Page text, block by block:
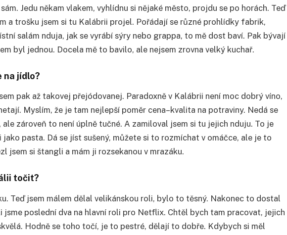
Jedu někam vlakem, vyhlídnu si nějaké město, projdu se po horách. Teď
a trošku jsem si tu Kalábrii projel. Pořádají se různé prohlídky fabrik,
salám nduja, jak se vyrábí sýry nebo grappa, to mě dost baví. Pak bývají
byl jednou. Docela mě to bavilo, ale nejsem zrovna velký kuchař.
na jídlo?
pak až takovej přejódovanej. Paradoxně v Kalábrii není moc dobrý víno,
Myslím, že je tam nejlepší poměr cena–kvalita na potraviny. Nedá se
zároveň to není úplně tučné. A zamiloval jsem si tu jejich nduju. To je
pasta. Dá se jíst sušený, můžete si to rozmíchat v omáčce, ale je to
jsem si štangli a mám ji rozsekanou v mrazáku.
točit?
Teď jsem málem dělal velikánskou roli, bylo to těsný. Nakonec to dostal
jsme poslední dva na hlavní roli pro Netflix. Chtěl bych tam pracovat, jejich
Hodně se toho točí, je to pestré, dělají to dobře. Kdybych si měl